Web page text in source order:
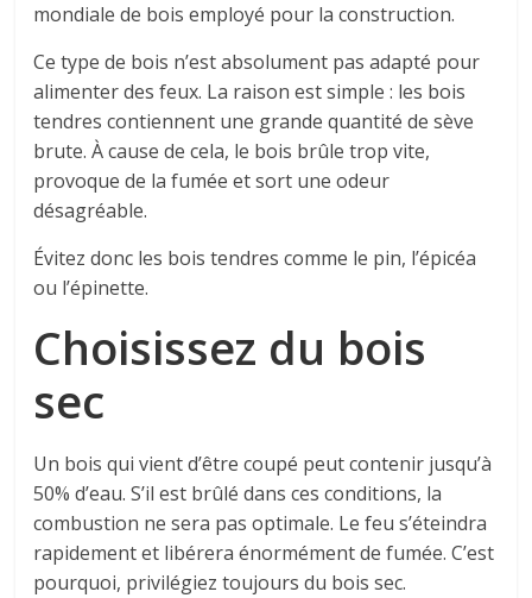
mondiale de bois employé pour la construction.
Ce type de bois n’est absolument pas adapté pour
alimenter des feux. La raison est simple : les bois
tendres contiennent une grande quantité de sève
brute. À cause de cela, le bois brûle trop vite,
provoque de la fumée et sort une odeur
désagréable.
Évitez donc les bois tendres comme le pin, l’épicéa
ou l’épinette.
Choisissez du bois
sec
Un bois qui vient d’être coupé peut contenir jusqu’à
50% d’eau. S’il est brûlé dans ces conditions, la
combustion ne sera pas optimale. Le feu s’éteindra
rapidement et libérera énormément de fumée. C’est
pourquoi, privilégiez toujours du bois sec.